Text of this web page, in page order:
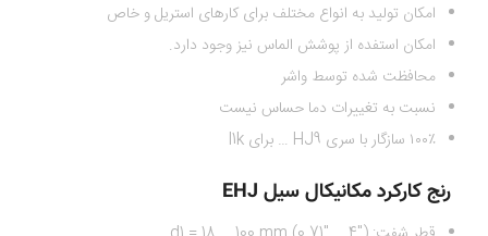
امکان تولید به انواع مختلف برای کارهای استریل و خاص
امکان استفده از پوشش الماس نیز وجود دارد.
محافظت شده توسط واشر
نسبت به تغییرات دما حساس نیست
۱۰۰٪ سازگار با سری HJ9 … برای l1k
رنج کارکرد مکانیکال سیل EHJ